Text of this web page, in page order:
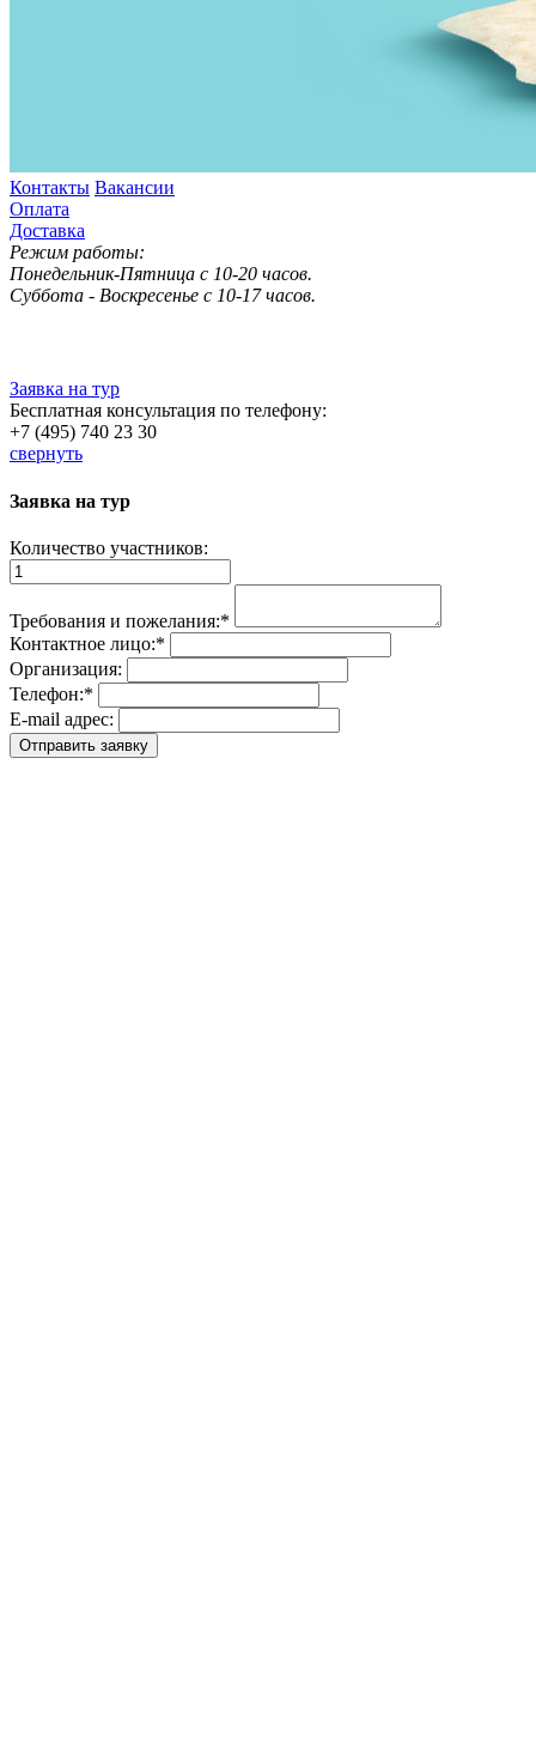
Контакты Вакансии
Оплата
Доставка
Режим работы:
Понедельник-Пятница с 10-20 часов.
Суббота - Воскресенье с 10-17 часов.
Заявка на тур
Бесплатная консультация по телефону:
+7 (495) 740 23 30
свернуть
Заявка на тур
Количество участников:
Требования и пожелания:*
Контактное лицо:*
Организация:
Телефон:*
E-mail адрес: